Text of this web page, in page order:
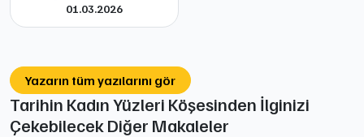
01.03.2026
Yazarın tüm yazılarını gör
Tarihin Kadın Yüzleri Köşesinden İlginizi
Çekebilecek Diğer Makaleler